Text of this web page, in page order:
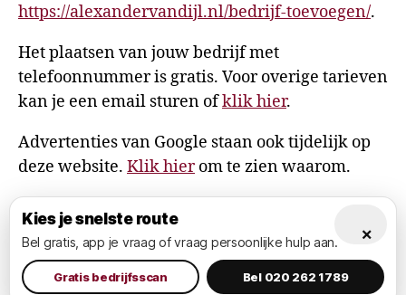
https://alexandervandijl.nl/bedrijf-toevoegen/.
Het plaatsen van jouw bedrijf met
telefoonnummer is gratis. Voor overige tarieven
kan je een email sturen ofklik hier.
Advertenties van Google staan ook tijdelijk op
deze website. Klik hierom te zien waarom.
© 2026AlexandervanDijl.nl
Privacy Policy
Omhoog
×
Kies je snelste route
Bel gratis, app je vraag of vraag persoonlijke hulp aan.
Gratis bedrijfsscan Bel 020 262 1789